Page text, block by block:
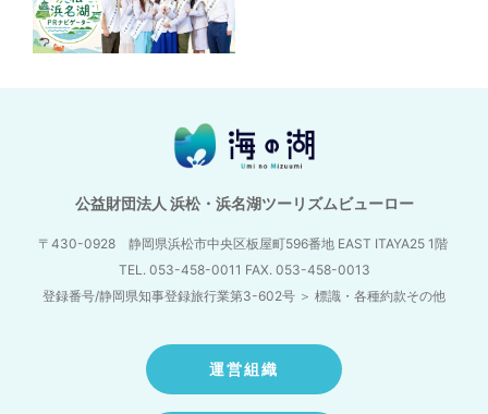
公益財団法人 浜松・浜名湖ツーリズムビューロー
〒430-0928 静岡県浜松市中央区板屋町596番地 EAST ITAYA25 1階
TEL. 053-458-0011 FAX. 053-458-0013
登録番号/静岡県知事登録旅行業第3-602号 ＞ 標識・各種約款その他
運営組織